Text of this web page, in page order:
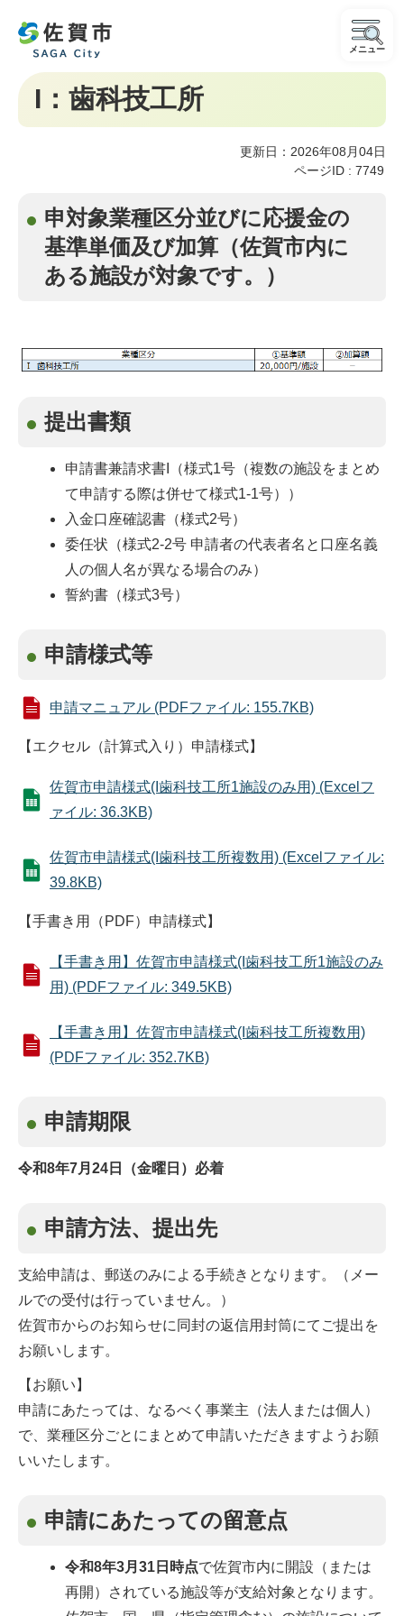
メニュー
I：歯科技工所
更新日：2026年08月04日
ページID : 7749
申対象業種区分並びに応援金の
基準単価及び加算（佐賀市内に
ある施設が対象です。）
提出書類
申請書兼請求書I（様式1号（複数の施設をまとめ
て申請する際は併せて様式1-1号））
入金口座確認書（様式2号）
委任状（様式2-2号 申請者の代表者名と口座名義
人の個人名が異なる場合のみ）
誓約書（様式3号）
申請様式等
申請マニュアル (PDFファイル: 155.7KB)
【エクセル（計算式入り）申請様式】
佐賀市申請様式(I歯科技工所1施設のみ用) (Excelフ
ァイル: 36.3KB)
佐賀市申請様式(I歯科技工所複数用) (Excelファイル:
39.8KB)
【手書き用（PDF）申請様式】
【手書き用】佐賀市申請様式(I歯科技工所1施設のみ
用) (PDFファイル: 349.5KB)
【手書き用】佐賀市申請様式(I歯科技工所複数用)
(PDFファイル: 352.7KB)
申請期限
令和8年7月24日（金曜日）必着
申請方法、提出先
支給申請は、郵送のみによる手続きとなります。（メー
ルでの受付は行っていません。）
佐賀市からのお知らせに同封の返信用封筒にてご提出を
お願いします。
【お願い】
申請にあたっては、なるべく事業主（法人または個人）
で、業種区分ごとにまとめて申請いただきますようお願
いいたします。
申請にあたっての留意点
令和8年3月31日時点で佐賀市内に開設（または
再開）されている施設等が支給対象となります。